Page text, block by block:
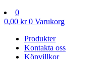
0
0,00 kr 0 Varukorg
Produkter
Kontakta oss
Köpvillkor